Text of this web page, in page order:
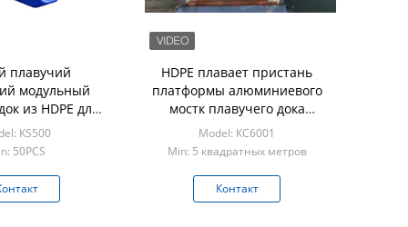
плавучий
модульный
из HDPE для
для
лыж
KS500
50PCS
HDPE плавает пристань
платформы алюминиевого
мостк плавучего дока
морская плавая
Model: КС6001
Min: 5 квадратных метров
Контакт